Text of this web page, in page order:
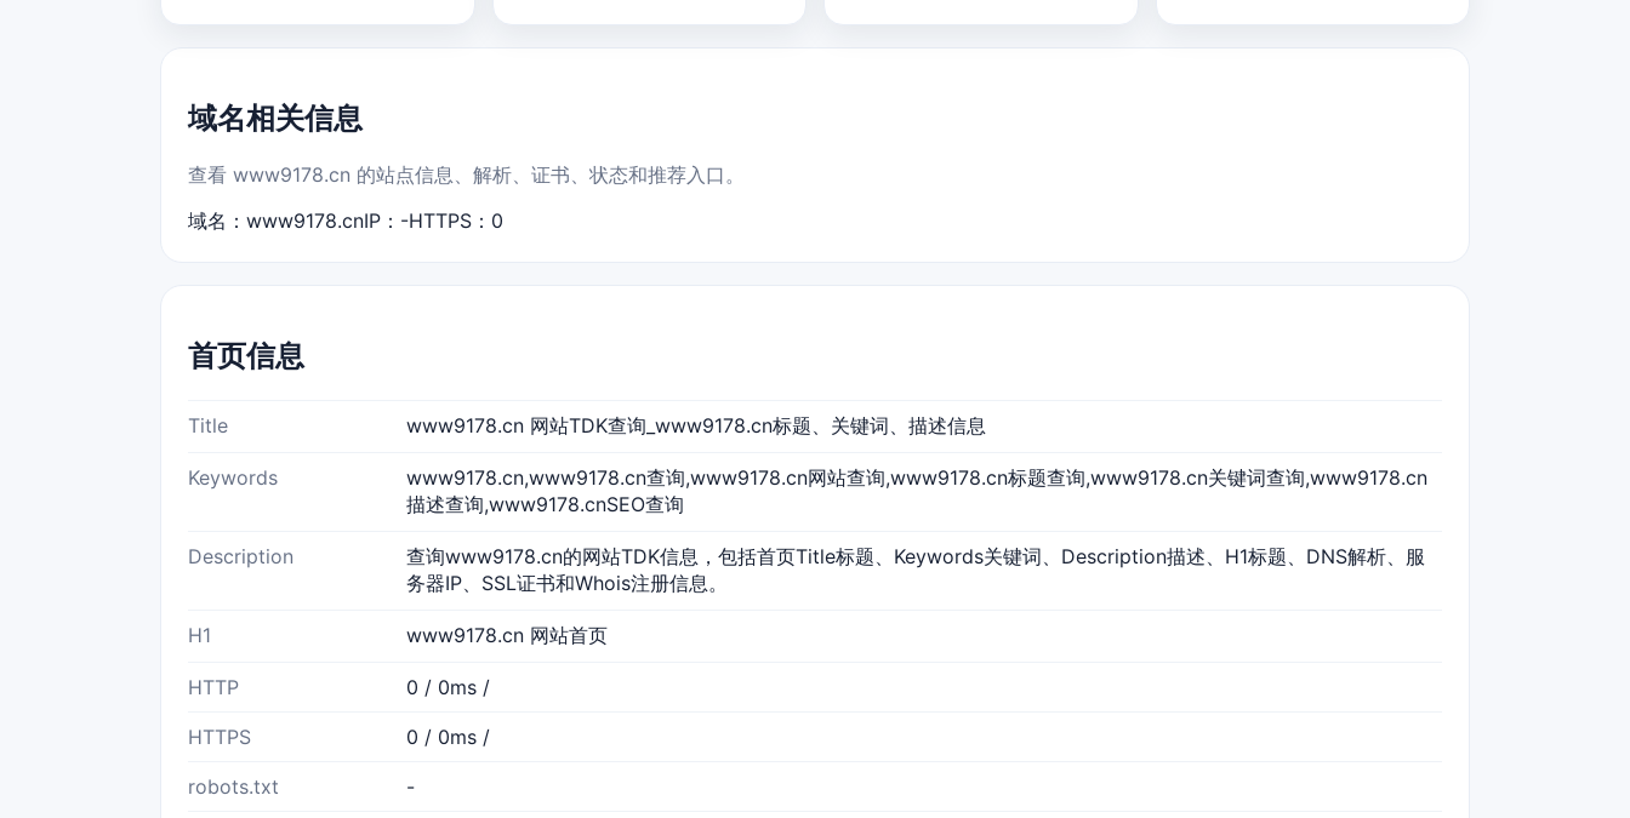
域名相关信息
查看 www9178.cn 的站点信息、解析、证书、状态和推荐入口。
域名：www9178.cnIP：-HTTPS：0
首页信息
Title www9178.cn 网站TDK查询_www9178.cn标题、关键词、描述信息
Keywords
www9178.cn,www9178.cn查询,www9178.cn网站查询,www9178.cn标题查询,www9178.cn关键词查询,www9178.cn
描述查询,www9178.cnSEO查询
Description
查询www9178.cn的网站TDK信息，包括首页Title标题、Keywords关键词、Description描述、H1标题、DNS解析、服
务器IP、SSL证书和Whois注册信息。
H1 www9178.cn 网站首页
HTTP 0 / 0ms /
HTTPS 0 / 0ms /
robots.txt -